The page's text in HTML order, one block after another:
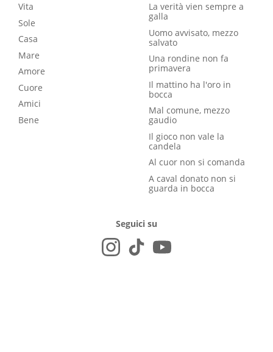
Vita
Sole
Casa
Mare
Amore
Cuore
Amici
Bene
La verità vien sempre a
galla
Uomo avvisato, mezzo
salvato
Una rondine non fa
primavera
Il mattino ha l'oro in
bocca
Mal comune, mezzo
gaudio
Il gioco non vale la
candela
Al cuor non si comanda
A caval donato non si
guarda in bocca
Seguici su